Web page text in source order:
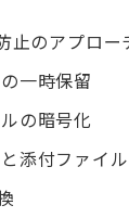
止のアプロ
一時保留
の暗号化
添付ファイ